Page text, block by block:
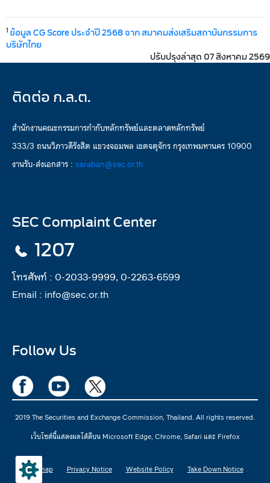
1 ข้อมูล CG Score ประจำปี 2568 จาก สมาคมส่งเสริมสถาบันกรรมการ
บริษัทไทย
ปรับปรุงล่าสุด 07 สิงหาคม 2569
ติดต่อ ก.ล.ต.
สำนักงานคณะกรรมการกำกับหลักทรัพย์และตลาดหลักทรัพย์
333/3 ถนนวิภาวดีรังสิต แขวงจอมพล เขตจตุจักร กรุงเทพมหานคร 10900
งานรับ-ส่งเอกสาร : saraban@sec.or.th
SEC Complaint Center
1207
โทรศัพท์ : 0-2033-9999, 0-2263-6599
Email : info@sec.or.th
Follow Us
2019 The Securities and Exchange Commission, Thailand. All rights reserved.
เว็บไซต์นี้แสดงผลได้ดีบน Microsoft Edge, Chrome, Safari และ Firefox
Sitemap Privacy Notice Website Policy Take Down Notice